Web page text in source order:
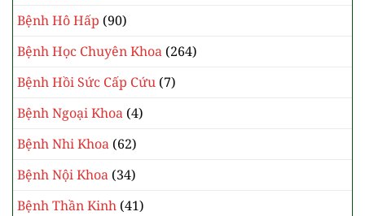
Bệnh Hô Hấp (90)
Bệnh Học Chuyên Khoa (264)
Bệnh Hồi Sức Cấp Cứu (7)
Bệnh Ngoại Khoa (4)
Bệnh Nhi Khoa (62)
Bệnh Nội Khoa (34)
Bệnh Thần Kinh (41)